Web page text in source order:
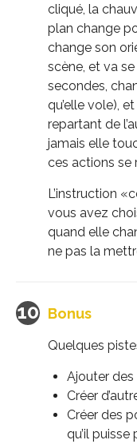
cliqué, la
plan change
change son
scène, et va
secondes,
qu’elle vole),
repartant de
jamais elle
ces actions se
L’instruction
vous avez
quand elle
ne pas la
Bonus
Quelques
Ajouter des
Créer
Créer des
qu’il